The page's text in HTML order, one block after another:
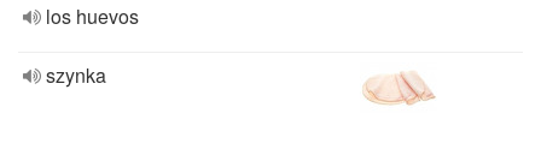
los huevos
szynka